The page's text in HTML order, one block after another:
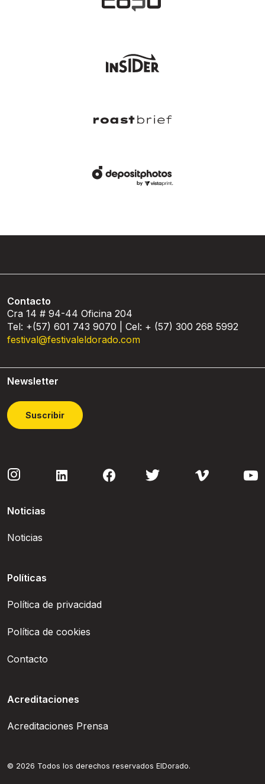
Contacto
Cra 14 # 94-44 Oficina 204
Tel: +(57) 601 743 9070 | Cel: + (57) 300 268 5992
festival@festivaleldorado.com
Newsletter
Suscribir
Noticias
Noticias
Políticas
Política de privacidad
Política de cookies
Contacto
Acreditaciones
Acreditaciones Prensa
© 2026 Todos los derechos reservados ElDorado.